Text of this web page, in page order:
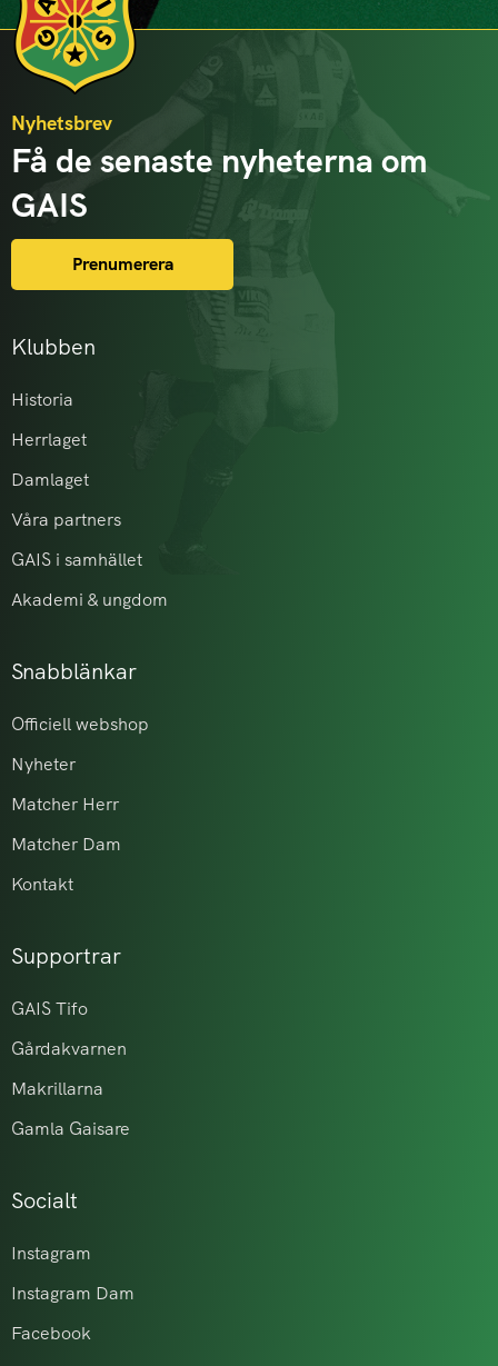
Klubben
Historia
Herrlaget
Damlaget
Våra partners
GAIS i samhället
Akademi & ungdom
Snabblänkar
Officiell webshop
Nyheter
Matcher Herr
Matcher Dam
Kontakt
Supportrar
GAIS Tifo
Gårdakvarnen
Makrillarna
Gamla Gaisare
Socialt
Instagram
Instagram Dam
Facebook
Nyhetsbrev
Få de senaste nyheterna om
GAIS
Prenumerera